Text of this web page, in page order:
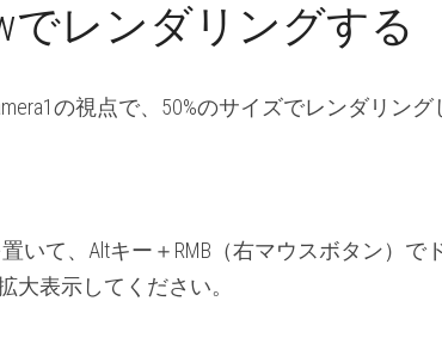
でレンダリングする
の視点で、50%のサイズでレンダリング
置いて、Altキー＋RMB（右マウスボタン）
大表示してください。